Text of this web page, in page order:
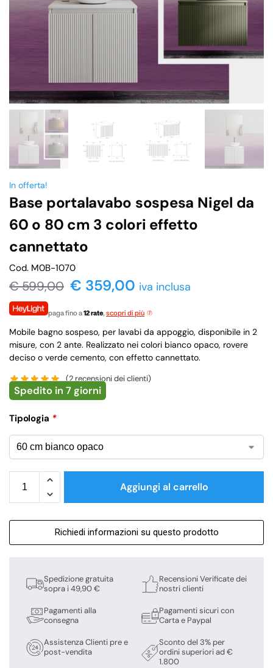
In offerta!
Base portalavabo sospesa Nigel da
60 o 80 cm 3 colori effetto
cannettato
Cod. M0B-1070
€599,00 € 359,00 iva inclusa
paga fino a12 rate, scopri di più
Mobile bagno sospeso, per lavabi da appoggio, disponibile in 2
misure, con 2 ante. Realizzato nei colori bianco opaco, rovere
deciso o verde cemento, con effetto cannettato.
(2recensioni dei clienti)
Spedito in 7 giorni
Tipologia *
Aggiungi al carrello
Richiedi informazioni su questo prodotto
Spedizione gratuita
sopra i 49,90 €
Pagamenti alla
consegna
Assistenza Clienti pre e
post-vendita
Recensioni Verificate dei
nostri clienti
Pagamenti sicuri con
Carta e Paypal
Sconto del 3% per
ordini superiori ad €
1.800